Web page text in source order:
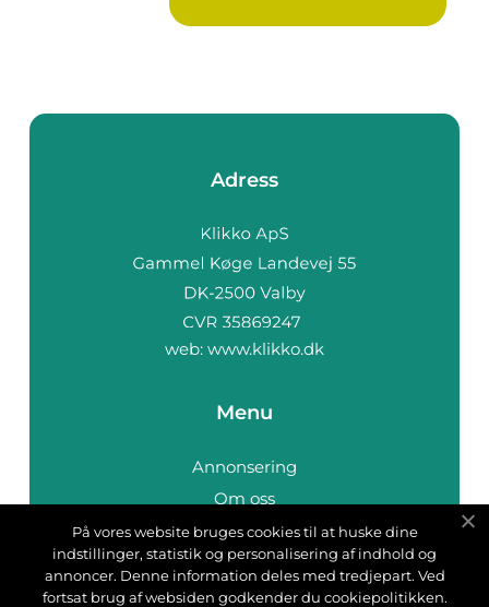
Adress
web: www.klikko.dk
Menu
Annonsering
Om oss
Cookies
Kontakta oss
Sitemap
På vores website bruges cookies til at huske dine
indstillinger, statistik og personalisering af indhold og
annoncer. Denne information deles med tredjepart. Ved
fortsat brug af websiden godkender du cookiepolitikken.